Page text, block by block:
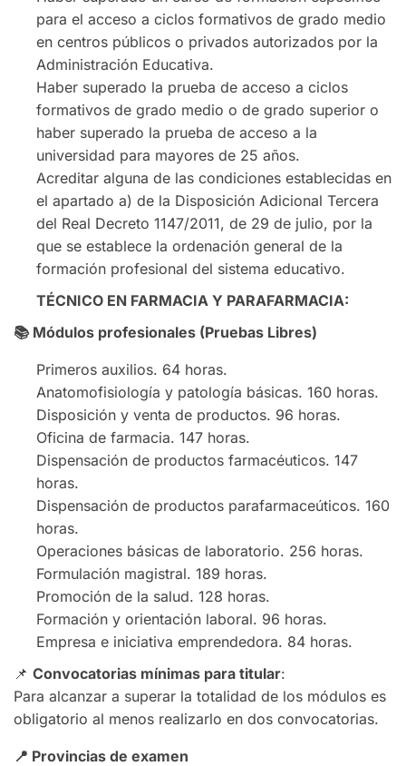
para el acceso a ciclos formativos de grado medio
en centros públicos o privados autorizados por la
Administración Educativa.
Haber superado la prueba de acceso a ciclos
formativos de grado medio o de grado superior o
haber superado la prueba de acceso a la
universidad para mayores de 25 años.
Acreditar alguna de las condiciones establecidas en
el apartado a) de la Disposición Adicional Tercera
del Real Decreto 1147/2011, de 29 de julio, por la
que se establece la ordenación general de la
formación profesional del sistema educativo.
TÉCNICO EN FARMACIA Y PARAFARMACIA:
📚Módulos profesionales (Pruebas Libres)
Primeros auxilios. 64 horas.
Anatomofisiología y patología básicas. 160 horas.
Disposición y venta de productos. 96 horas.
Oficina de farmacia. 147 horas.
Dispensación de productos farmacéuticos. 147
horas.
Dispensación de productos parafarmaceúticos. 160
horas.
Operaciones básicas de laboratorio. 256 horas.
Formulación magistral. 189 horas.
Promoción de la salud. 128 horas.
Formación y orientación laboral. 96 horas.
Empresa e iniciativa emprendedora. 84 horas.
📌 Convocatorias mínimas para titular:
Para alcanzar a superar la totalidad de los módulos es
obligatorio al menos realizarlo en dos convocatorias.
📍 Provincias de examen